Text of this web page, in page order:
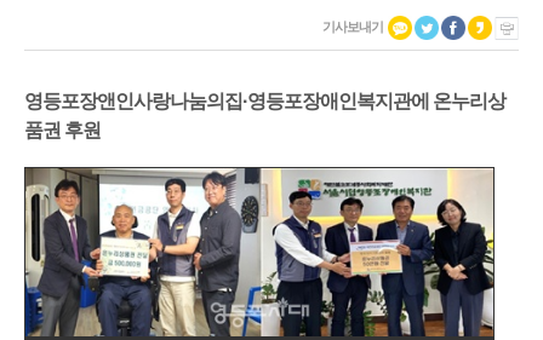
기사보내기
영등포장앤인사랑나눔의집·영등포장애인복지관에 온누리상
품권 후원